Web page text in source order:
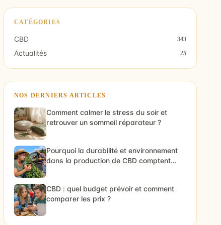
CATÉGORIES
CBD 343
Actualités 25
NOS DERNIERS ARTICLES
Comment calmer le stress du soir et
retrouver un sommeil réparateur ?
Pourquoi la durabilité et environnement
dans la production de CBD comptent
CBD : quel budget prévoir et comment
comparer les prix ?